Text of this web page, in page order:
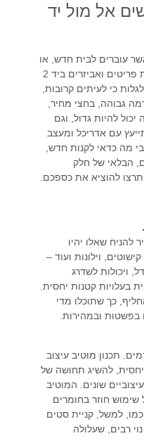
אל מול יד
רוצים להתחדש ב-100% כאשר עוברים לבית חדש, או
לאחר שיפוץ, והמחשבה על רכישת פריטים ואביזרים ביד 2
כי לעיתים קרובות,
גבוהה, בחצי מחיר,
החיסכון פה יכול להיות גדול, וגם
עם אדריכל ומעצב
מה כדאי לקנות חדש,
הבלאי של חלק
להוציא את כספכם.
להניח שאלו יהיו
וילונות ועוד –
ויכולות לשדרג
בעלויות קטנות יחסית.
כך שתוכלו מדי
ובמהירות.
תכנון מוטיב עיצוב
יחסית, להשיג תחושה של
שונים. המוטיב
שימוש חוזר בחומרים
למשל, קניית סטים
רבים, שעלולה